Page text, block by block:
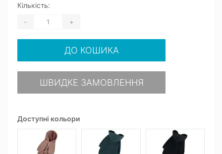
Доступні кольори
Кількість:
- +
ДО КОШИКА
ШВИДКЕ ЗАМОВЛЕННЯ